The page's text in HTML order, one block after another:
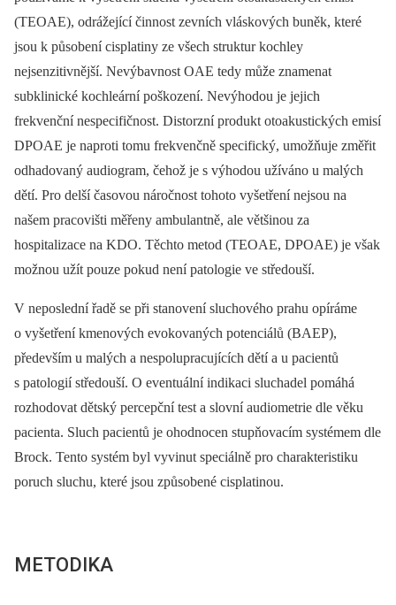
(TEOAE), odrážející činnost zevních vláskových buněk, které
jsou k působení cisplatiny ze všech struktur kochley
nejsenzitivnější. Nevýbavnost OAE tedy může znamenat
subklinické kochleární poškození. Nevýhodou je jejich
frekvenční nespecifičnost. Distorzní produkt otoakustických emisí
DPOAE je naproti tomu frekvenčně specifický, umožňuje změřit
odhadovaný audiogram, čehož je s výhodou užíváno u malých
dětí. Pro delší časovou náročnost tohoto vyšetření nejsou na
našem pracovišti měřeny ambulantně, ale většinou za
hospitalizace na KDO. Těchto metod (TEOAE, DPOAE) je však
možnou užít pouze pokud není patologie ve středouší.
V neposlední řadě se při stanovení sluchového prahu opíráme
o vyšetření kmenových evokovaných potenciálů (BAEP),
především u malých a nespolupracujících dětí a u pacientů
s patologií středouší. O eventuální indikaci sluchadel pomáhá
rozhodovat dětský percepční test a slovní audiometrie dle věku
pacienta. Sluch pacientů je ohodnocen stupňovacím systémem dle
Brock. Tento systém byl vyvinut speciálně pro charakteristiku
poruch sluchu, které jsou způsobené cisplatinou.
METODIKA